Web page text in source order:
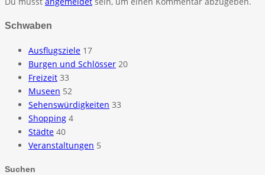
Schwaben
Ausflugsziele 17
Burgen und Schlösser 20
Freizeit 33
Museen 52
Sehenswürdigkeiten 33
Shopping 4
Städte 40
Veranstaltungen 5
Suchen